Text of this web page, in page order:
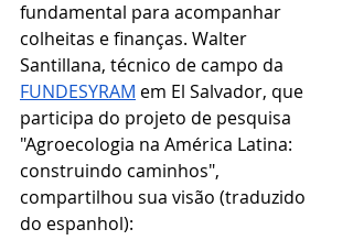
fundamental para acompanhar
colheitas e finanças. Walter
Santillana, técnico de campo da
FUNDESYRAM em El Salvador, que
participa do projeto de pesquisa
"Agroecologia na América Latina:
construindo caminhos",
compartilhou sua visão (traduzido
do espanhol):